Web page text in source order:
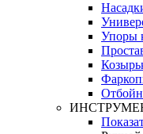
Упоры